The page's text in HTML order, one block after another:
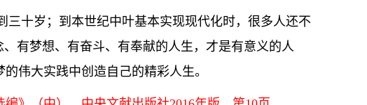
十岁；到本世纪中叶基本实现现代化时，很多人还不
有梦想、有奋斗、有奉献的人生，才是有意义的人
伟大实践中创造自己的精彩人生。